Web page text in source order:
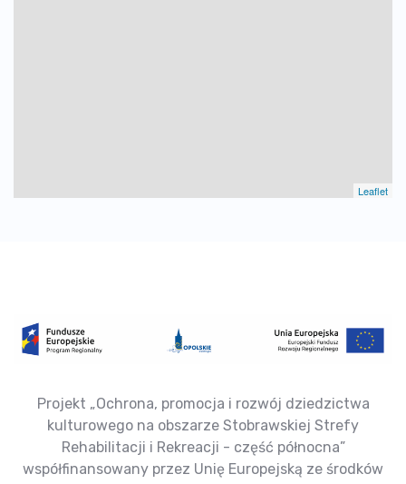
Leaflet
Projekt „Ochrona, promocja i rozwój dziedzictwa
kulturowego na obszarze Stobrawskiej Strefy
Rehabilitacji i Rekreacji - część północna”
współfinansowany przez Unię Europejską ze środków